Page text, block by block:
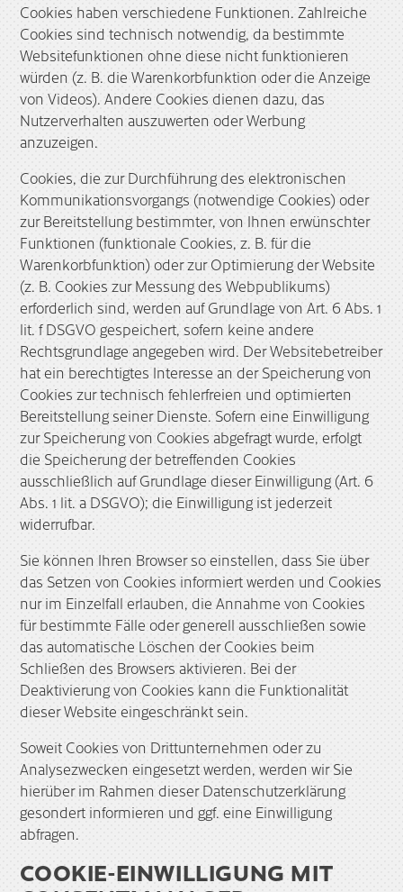
Cookies haben verschiedene Funktionen. Zahlreiche
Cookies sind technisch notwendig, da bestimmte
Websitefunktionen ohne diese nicht funktionieren
würden (z. B. die Warenkorbfunktion oder die Anzeige
von Videos). Andere Cookies dienen dazu, das
Nutzerverhalten auszuwerten oder Werbung
anzuzeigen.
Cookies, die zur Durchführung des elektronischen
Kommunikationsvorgangs (notwendige Cookies) oder
zur Bereitstellung bestimmter, von Ihnen erwünschter
Funktionen (funktionale Cookies, z. B. für die
Warenkorbfunktion) oder zur Optimierung der Website
(z. B. Cookies zur Messung des Webpublikums)
erforderlich sind, werden auf Grundlage von Art. 6 Abs. 1
lit. f DSGVO gespeichert, sofern keine andere
Rechtsgrundlage angegeben wird. Der Websitebetreiber
hat ein berechtigtes Interesse an der Speicherung von
Cookies zur technisch fehlerfreien und optimierten
Bereitstellung seiner Dienste. Sofern eine Einwilligung
zur Speicherung von Cookies abgefragt wurde, erfolgt
die Speicherung der betreffenden Cookies
ausschließlich auf Grundlage dieser Einwilligung (Art. 6
Abs. 1 lit. a DSGVO); die Einwilligung ist jederzeit
widerrufbar.
Sie können Ihren Browser so einstellen, dass Sie über
das Setzen von Cookies informiert werden und Cookies
nur im Einzelfall erlauben, die Annahme von Cookies
für bestimmte Fälle oder generell ausschließen sowie
das automatische Löschen der Cookies beim
Schließen des Browsers aktivieren. Bei der
Deaktivierung von Cookies kann die Funktionalität
dieser Website eingeschränkt sein.
Soweit Cookies von Drittunternehmen oder zu
Analysezwecken eingesetzt werden, werden wir Sie
hierüber im Rahmen dieser Datenschutzerklärung
gesondert informieren und ggf. eine Einwilligung
abfragen.
COOKIE-EINWILLIGUNG MIT